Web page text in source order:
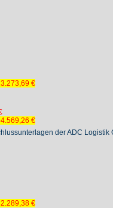
€
€
der ADC Logistik
€